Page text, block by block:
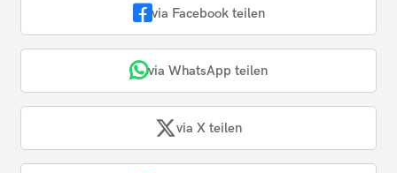
via Facebook teilen
via WhatsApp teilen
via X teilen